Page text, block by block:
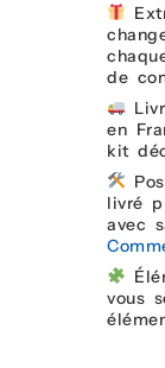
de
en
kit
livré
avec
vous